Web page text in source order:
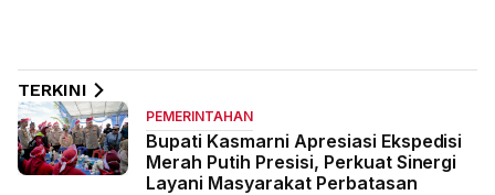
TERKINI
PEMERINTAHAN
Bupati Kasmarni Apresiasi Ekspedisi
Merah Putih Presisi, Perkuat Sinergi
Layani Masyarakat Perbatasan